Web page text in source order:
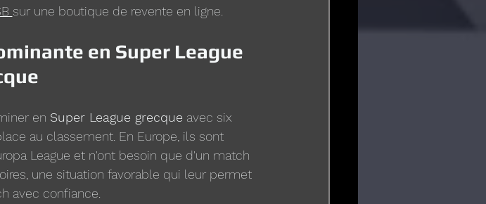
sur une boutique de revente en ligne.
en Super League
en Super League grecque avec six
au classement. En Europe, ils sont
League et n'ont besoin que d'un match
une situation favorable qui leur permet
avec confiance.